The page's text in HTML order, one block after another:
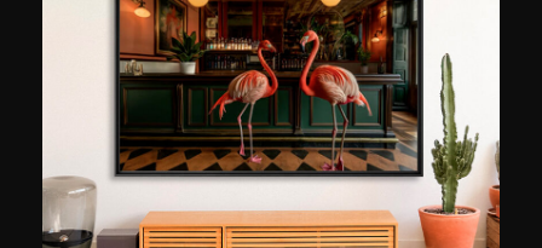
internationalen Affordable Art Fair. Kürzlich
präsentierte er seine Serie Segunda Pieles in
London und danach in Hongkong. Seine
Arbeiten wurden auch in Fachzeitschriften wie
Vogue, Vanity Fair oder The Guardian
veröffentlicht. Als versierter Künstler findet er
Inspiration in allen möglichen Themenbereichen,
ob zeitgenössische Architektur,